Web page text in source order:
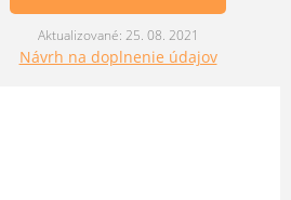
Aktualizované: 25. 08. 2021
Návrh na doplnenie údajov